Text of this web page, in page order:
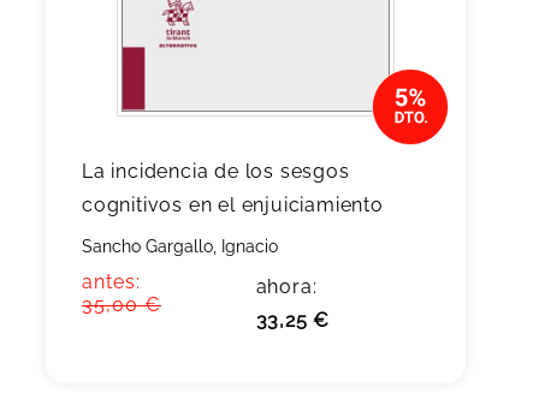
La incidencia de los sesgos
cognitivos en el enjuiciamiento
Sancho Gargallo, Ignacio
antes:
35,00 €
ahora:
33,25 €